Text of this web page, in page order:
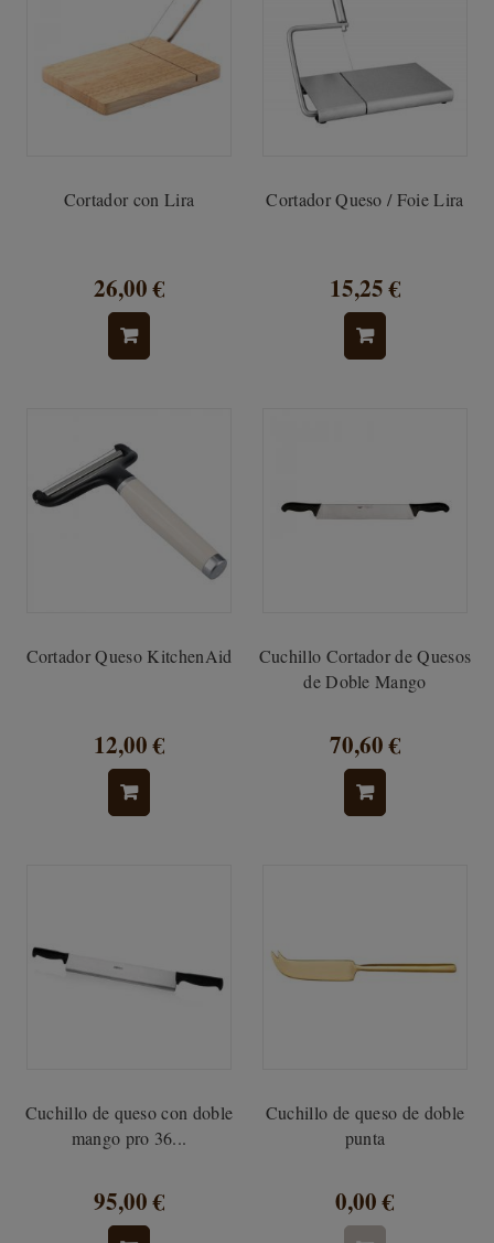
Cortador con Lira
26,00 €
Cortador Queso / Foie Lira
15,25 €
Cortador Queso KitchenAid
12,00 €
Cuchillo Cortador de Quesos
de Doble Mango
70,60 €
Cuchillo de queso con doble
mango pro 36...
95,00 €
Cuchillo de queso de doble
punta
0,00 €